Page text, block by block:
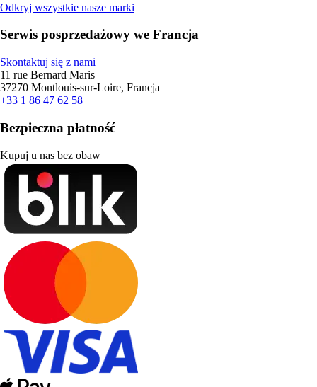
Odkryj wszystkie nasze marki
Serwis posprzedażowy we Francja
Skontaktuj się z nami
11 rue Bernard Maris
37270 Montlouis-sur-Loire, Francja
+33 1 86 47 62 58
Bezpieczna płatność
Kupuj u nas bez obaw